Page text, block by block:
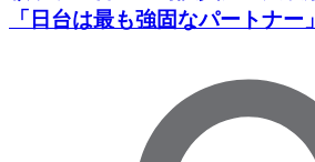
「日台は最も強固なパートナー」